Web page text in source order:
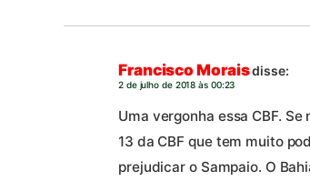
Francisco Moraisdisse:
2 de julho de 2018 às 00:23
Uma vergonha essa CBF.
13 da CBF que tem muito
prejudicar o Sampaio. O